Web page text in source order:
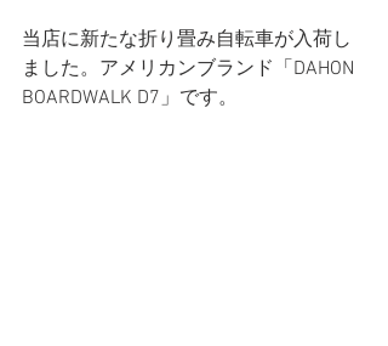
当店に新たな折り畳み自転車が入荷し
ました。アメリカンブランド「DAHON
BOARDWALK D7」です。